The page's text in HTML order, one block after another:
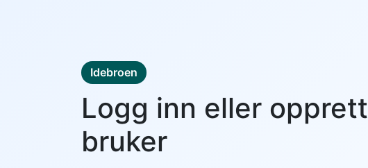
Idebroen
Logg inn eller opprett
bruker